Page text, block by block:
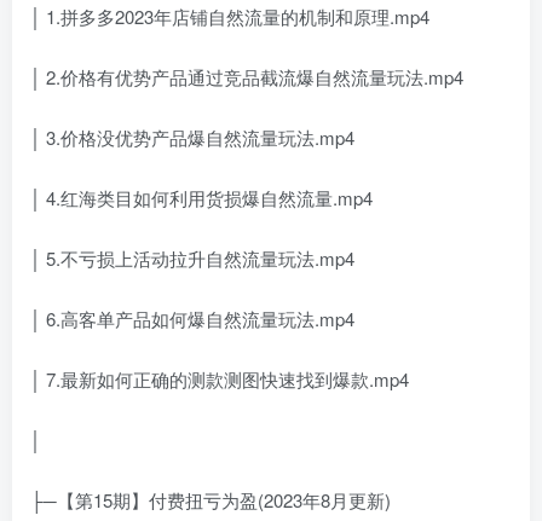
│ 1.拼多多2023年店铺自然流量的机制和原理.mp4
│ 2.价格有优势产品通过竞品截流爆自然流量玩法.mp4
│ 3.价格没优势产品爆自然流量玩法.mp4
│ 4.红海类目如何利用货损爆自然流量.mp4
│ 5.不亏损上活动拉升自然流量玩法.mp4
│ 6.高客单产品如何爆自然流量玩法.mp4
│ 7.最新如何正确的测款测图快速找到爆款.mp4
├─【第15期】付费扭亏为盈(2023年8月更新)